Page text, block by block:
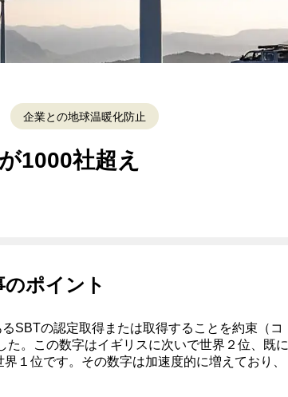
企業との地球温暖化防止
1000社超え
のポイント
SBTの認定取得または取得することを約束（コ
た。この数字はイギリスに次いで世界２位、既に
１位です。その数字は加速度的に増えており、